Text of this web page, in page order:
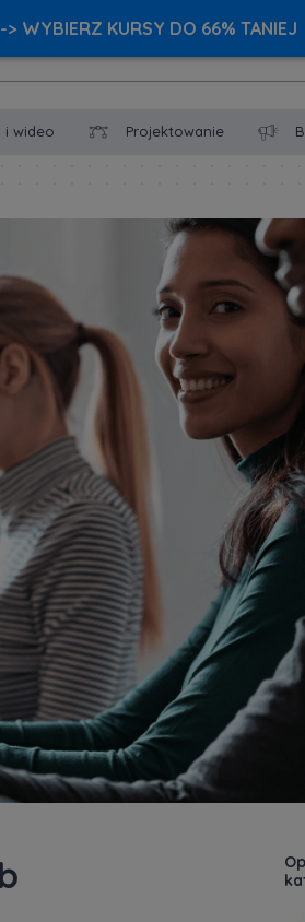
i wideo Projektowanie
WYBIERZ KURSY DO 66% TANIEJ